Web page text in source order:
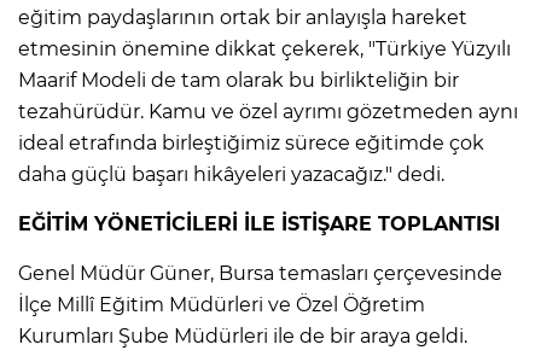
eğitim paydaşlarının ortak bir anlayışla hareket
etmesinin önemine dikkat çekerek, "Türkiye Yüzyılı
Maarif Modeli de tam olarak bu birlikteliğin bir
tezahürüdür. Kamu ve özel ayrımı gözetmeden aynı
ideal etrafında birleştiğimiz sürece eğitimde çok
daha güçlü başarı hikâyeleri yazacağız." dedi.
EĞİTİM YÖNETİCİLERİ İLE İSTİŞARE TOPLANTISI
Genel Müdür Güner, Bursa temasları çerçevesinde
İlçe Millî Eğitim Müdürleri ve Özel Öğretim
Kurumları Şube Müdürleri ile de bir araya geldi.